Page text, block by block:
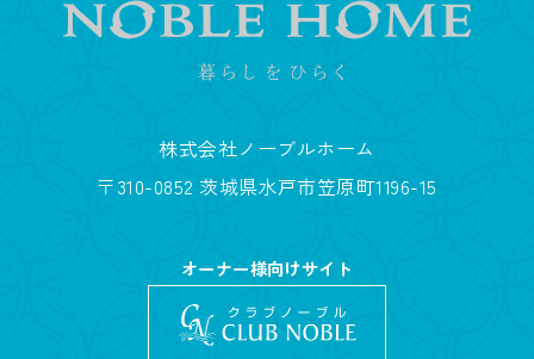
株式会社ノーブルホーム
〒310-0852 茨城県水戸市笠原町1196-15
オーナー様向けサイト